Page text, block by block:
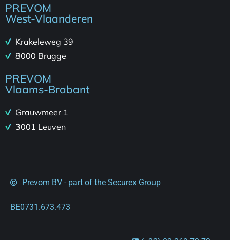
PREVOM
West-Vlaanderen
Krakeleweg 39
8000 Brugge
PREVOM
Vlaams-Brabant
Grauwmeer 1
3001 Leuven
Prevom BV - part of the Securex Group
BE0731.673.473